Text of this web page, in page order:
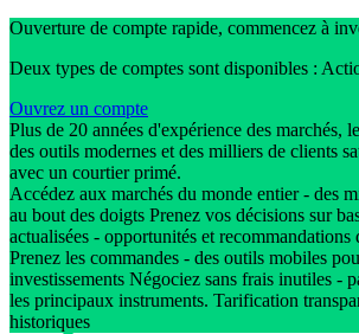
Ouverture de compte rapide, commencez à
Deux types de comptes sont disponibles :
Ouvrez un compte
Plus de 20 années d'expérience des marchés,
des outils modernes et des milliers de clients
avec un courtier primé.
Accédez aux marchés du monde entier - des
au bout des doigts Prenez vos décisions sur
actualisées - opportunités et recommandations
Prenez les commandes - des outils mobiles
investissements Négociez sans frais inutiles -
les principaux instruments. Tarification
historiques